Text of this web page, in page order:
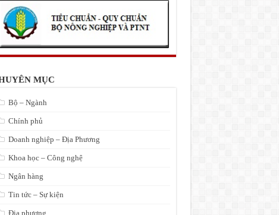
MỤC
Bộ – Ngành
Chính phủ
Doanh nghiệp – Địa Phương
Khoa học – Công nghệ
Ngân hàng
Tin tức – Sự kiện
Địa phương